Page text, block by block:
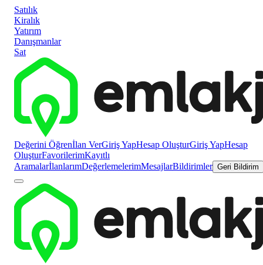
Satılık
Kiralık
Yatırım
Danışmanlar
Sat
Değerini Öğrenİlan VerGiriş YapHesap OluşturGiriş YapHesap
OluşturFavorilerimKayıtlı
AramalarİlanlarımDeğerlemelerimMesajlarBildirimler Geri Bildirim